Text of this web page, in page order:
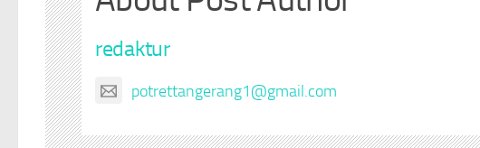
redaktur
potrettangerang1@gmail.com